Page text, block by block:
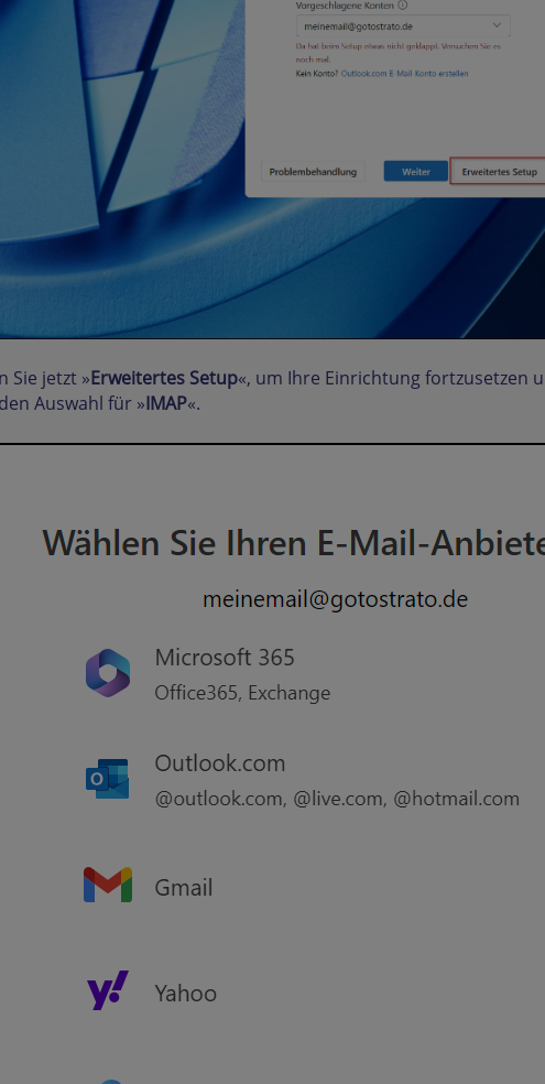
Sie jetzt »Erweitertes Setup«, um Ihre Einrichtung fortzusetzen
Auswahl für »IMAP«.